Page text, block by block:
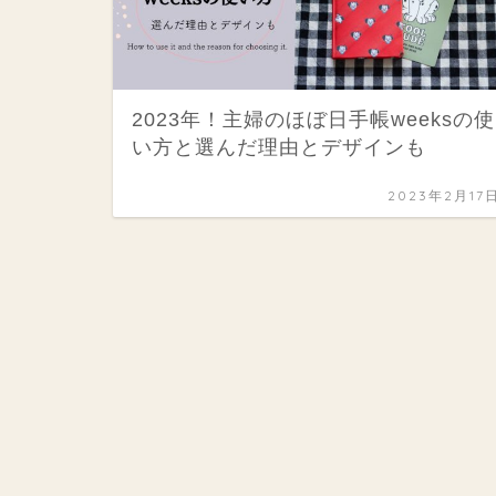
2023年！主婦のほぼ日手帳weeksの使
い方と選んだ理由とデザインも
2023年2月17